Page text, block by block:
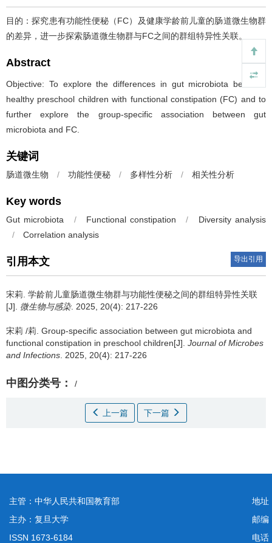
目的：探究患有功能性便秘（FC）及健康学龄前儿童的肠道微生物群
的差异，进一步探索肠道微生物群与FC之间的群组特异性关联。
Abstract
Objective: To explore the differences in gut microbiota between
healthy preschool children with functional constipation (FC) and to
further explore the group-specific association between gut
microbiota and FC.
关键词
肠道微生物 / 功能性便秘 / 多样性分析 / 相关性分析
Key words
Gut microbiota / Functional constipation /
Diversity analysis
/
Correlation analysis
引用本文 导出引用
宋莉. 学龄前儿童肠道微生物群与功能性便秘之间的群组特异性关联
[J]. 微生物与感染. 2025, 20(4): 217-226
宋莉 /莉. Group-specific association between gut microbiota and
functional constipation in preschool children[J]. Journal of Microbes
and Infections . 2025, 20(4): 217-226
中图分类号： /
上一篇 下一篇
主管：中华人民共和国教育部
主办：复旦大学
ISSN 1673-6184
地
邮
电